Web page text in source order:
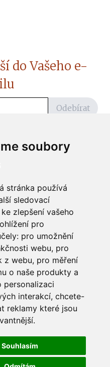
soubory
stránka používá
sledovací
zlepšení vašeho
pro
pro umožnění
webu, pro
z webu, pro měření
o naše produkty a
personalizaci
interakcí, chcete-
reklamy které jsou
.
Souhlasím
do Vašeho e-
Odebírat
zpráv ze ČtiDoma.cz do mé e-
Chcete
Martina Chalupu:
šíření či dalšího užití a
materiálů bez písemného
Čtenář svým přihlášením
souhlas s tím, že v případě, že
jeho jméno na webu